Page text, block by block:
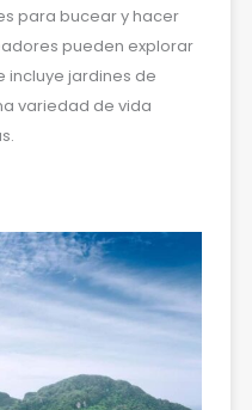
para bucear y hacer
pueden explorar
incluye jardines de
variedad de vida